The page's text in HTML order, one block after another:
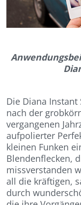
Die Diana
nach der
vergangenen
aufpolierter
kleinen Funken
Blendenflecken,
missverstanden
all die kräftigen,
durch